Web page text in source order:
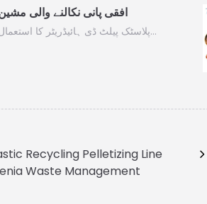
افقی پانی نکالنے والی
پلاسٹک پیلٹ ڈی ہائیڈریٹر کا استعمال…
Recycling Pelletizing Line
Waste Management